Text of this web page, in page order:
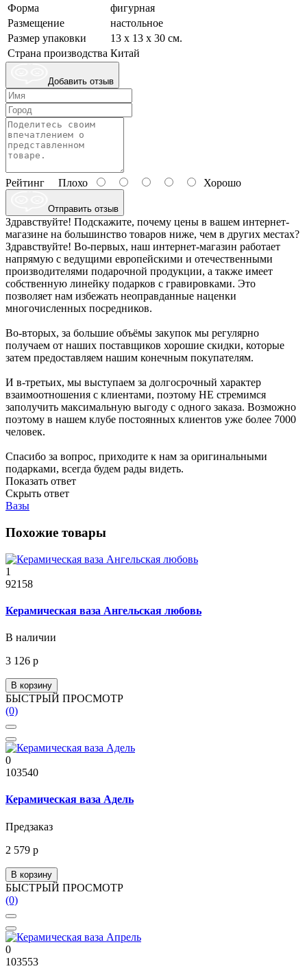
Форма
фигурная
Размещение
настольное
Размер упаковки
13 х 13 х 30 см.
Страна производства Китай
Добавить отзыв
Рейтинг Плохо Хорошо
Отправить отзыв
Здравствуйте! Подскажите, почему цены в вашем интернет-
магазине на большинство товаров ниже, чем в других местах?
Здравствуйте! Во-первых, наш интернет-магазин работает
напрямую с ведущими европейскими и отечественными
производителями подарочной продукции, а также имеет
собственную линейку подарков с гравировками. Это
позволяет нам избежать неоправданные наценки
многочисленных посредников.
Во-вторых, за большие объёмы закупок мы регулярно
получаем от наших поставщиков хорошие скидки, которые
затем предоставляем нашим конечным покупателям.
И в-третьих, мы выступаем за долгосрочный характер
взаимоотношения с клиентами, поэтому НЕ стремимся
заполучить максимальную выгоду с одного заказа. Возможно
поэтому в нашем клубе постоянных клиентов уже более 7000
человек.
Спасибо за вопрос, приходите к нам за оригинальными
подарками, всегда будем рады видеть.
Показать ответ
Скрыть ответ
Вазы
Похожие товары
1
92158
Керамическая ваза Ангельская любовь
В наличии
3 126 р
В корзину
БЫСТРЫЙ ПРОСМОТР
(0)
0
103540
Керамическая ваза Адель
Предзаказ
2 579 р
В корзину
БЫСТРЫЙ ПРОСМОТР
(0)
0
103553